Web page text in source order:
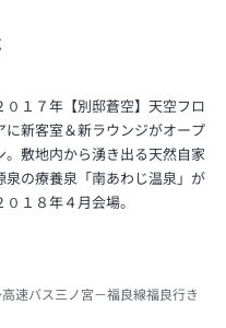
０１７年【別邸蒼空】天空フロ
に新客室＆新ラウンジがオープ
。敷地内から湧き出る天然自家
泉の療養泉「南あわじ温泉」が
０１８年４月会場。
速バス三ノ宮－福良線福良行き